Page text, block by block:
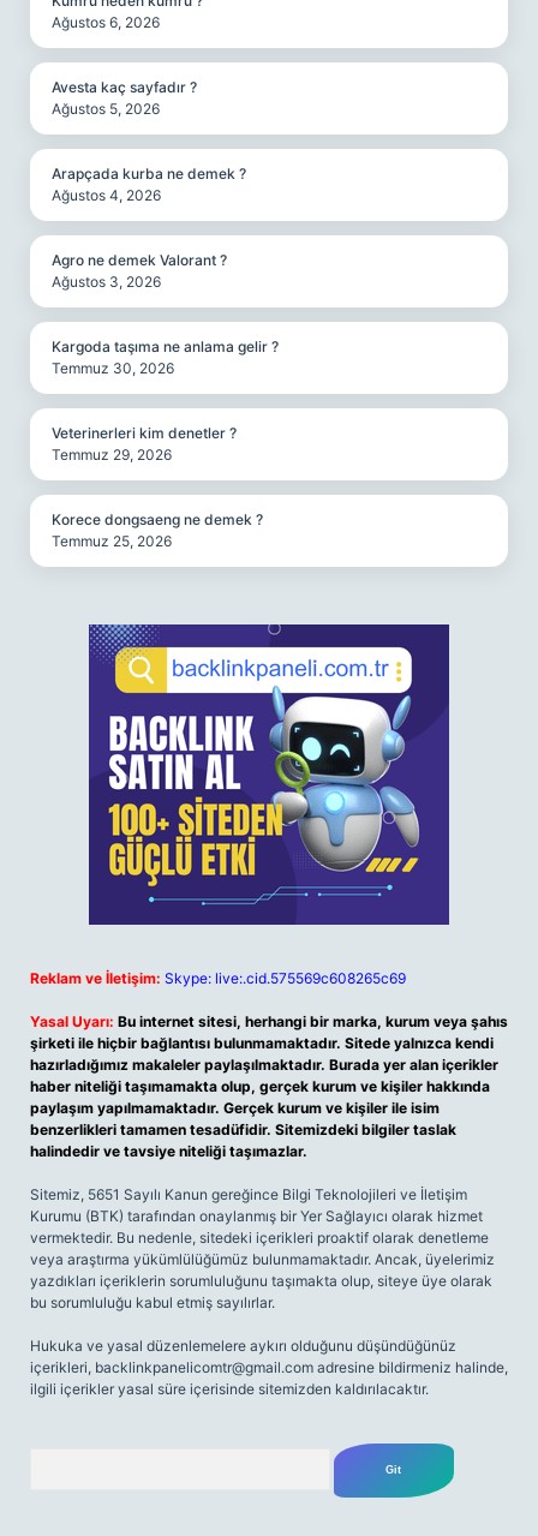
Ağustos 6, 2026
Avesta kaç sayfadır ?
Ağustos 5, 2026
Arapçada kurba ne demek ?
Ağustos 4, 2026
Agro ne demek Valorant ?
Ağustos 3, 2026
Kargoda taşıma ne anlama gelir ?
Temmuz 30, 2026
Veterinerleri kim denetler ?
Temmuz 29, 2026
Korece dongsaeng ne demek ?
Temmuz 25, 2026
Reklam ve İletişim: Skype: live:.cid.575569c608265c69
Yasal Uyarı: Bu internet sitesi, herhangi bir marka, kurum veya şahıs
şirketi ile hiçbir bağlantısı bulunmamaktadır. Sitede yalnızca kendi
hazırladığımız makaleler paylaşılmaktadır. Burada yer alan içerikler
haber niteliği taşımamakta olup, gerçek kurum ve kişiler hakkında
paylaşım yapılmamaktadır. Gerçek kurum ve kişiler ile isim
benzerlikleri tamamen tesadüfidir. Sitemizdeki bilgiler taslak
halindedir ve tavsiye niteliği taşımazlar.
Sitemiz, 5651 Sayılı Kanun gereğince Bilgi Teknolojileri ve İletişim
Kurumu (BTK) tarafından onaylanmış bir Yer Sağlayıcı olarak hizmet
vermektedir. Bu nedenle, sitedeki içerikleri proaktif olarak denetleme
veya araştırma yükümlülüğümüz bulunmamaktadır. Ancak, üyelerimiz
yazdıkları içeriklerin sorumluluğunu taşımakta olup, siteye üye olarak
bu sorumluluğu kabul etmiş sayılırlar.
Hukuka ve yasal düzenlemelere aykırı olduğunu düşündüğünüz
içerikleri, backlinkpanelicomtr@gmail.com adresine bildirmeniz halinde,
ilgili içerikler yasal süre içerisinde sitemizden kaldırılacaktır.